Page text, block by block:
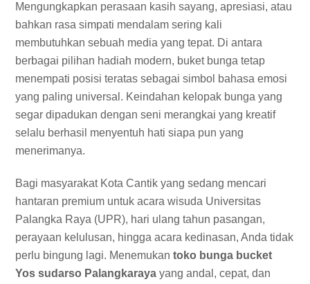
Mengungkapkan perasaan kasih sayang, apresiasi, atau
bahkan rasa simpati mendalam sering kali
membutuhkan sebuah media yang tepat. Di antara
berbagai pilihan hadiah modern, buket bunga tetap
menempati posisi teratas sebagai simbol bahasa emosi
yang paling universal. Keindahan kelopak bunga yang
segar dipadukan dengan seni merangkai yang kreatif
selalu berhasil menyentuh hati siapa pun yang
menerimanya.
Bagi masyarakat Kota Cantik yang sedang mencari
hantaran premium untuk acara wisuda Universitas
Palangka Raya (UPR), hari ulang tahun pasangan,
perayaan kelulusan, hingga acara kedinasan, Anda tidak
perlu bingung lagi. Menemukantoko bunga bucket
Yos sudarso Palangkaraya yang andal, cepat, dan